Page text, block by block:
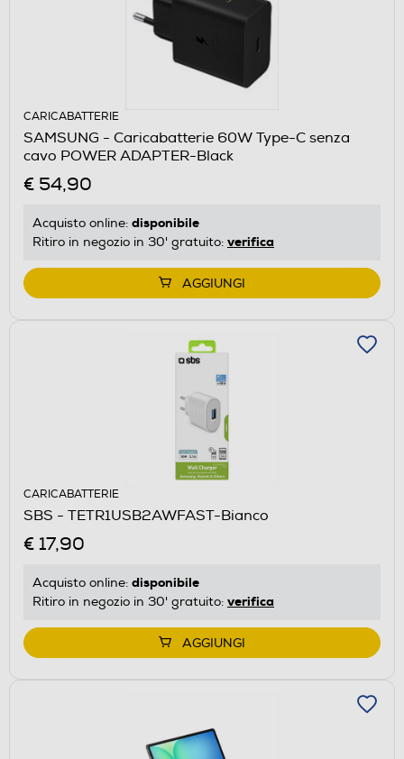
CARICABATTERIE
SAMSUNG - Caricabatterie 60W Type-C senza
cavo POWER ADAPTER-Black
€ 54,90
Acquisto online: disponibile
Ritiro in negozio in 30' gratuito: verifica
AGGIUNGI
CARICABATTERIE
SBS - TETR1USB2AWFAST-Bianco
€ 17,90
Acquisto online: disponibile
Ritiro in negozio in 30' gratuito: verifica
AGGIUNGI